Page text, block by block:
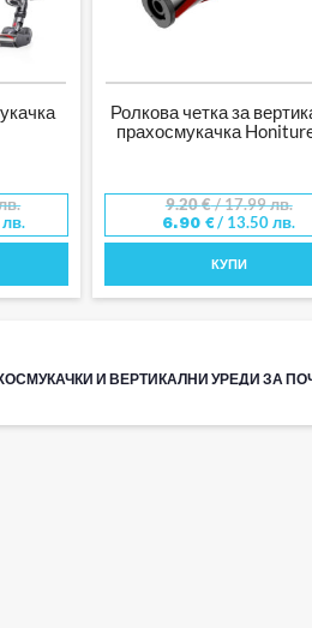
Ролкова четка за
прахосмукачка
9.20€/ 17.99 лв.
6.90€/ 13.50 лв.
КУПИ
И ВЕРТИКАЛНИ УРЕДИ ЗА